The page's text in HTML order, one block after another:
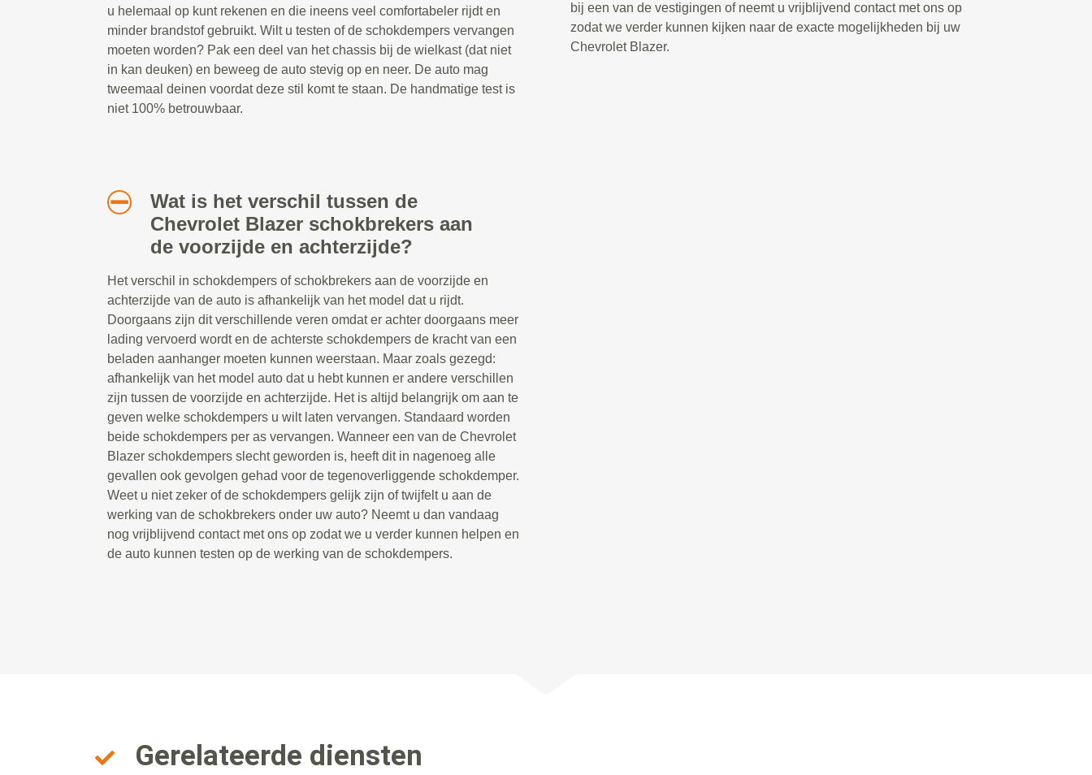
u helemaal op kunt rekenen en die ineens veel comfortabeler rijdt en
minder brandstof gebruikt. Wilt u testen of de schokdempers vervangen
moeten worden? Pak een deel van het chassis bij de wielkast (dat niet
in kan deuken) en beweeg de auto stevig op en neer. De auto mag
tweemaal deinen voordat deze stil komt te staan. De handmatige test is
niet 100% betrouwbaar.
Wat is het verschil tussen de
Chevrolet Blazer schokbrekers aan
de voorzijde en achterzijde?
Het verschil in schokdempers of schokbrekers aan de voorzijde en
achterzijde van de auto is afhankelijk van het model dat u rijdt.
Doorgaans zijn dit verschillende veren omdat er achter doorgaans meer
lading vervoerd wordt en de achterste schokdempers de kracht van een
beladen aanhanger moeten kunnen weerstaan. Maar zoals gezegd:
afhankelijk van het model auto dat u hebt kunnen er andere verschillen
zijn tussen de voorzijde en achterzijde. Het is altijd belangrijk om aan te
geven welke schokdempers u wilt laten vervangen. Standaard worden
beide schokdempers per as vervangen. Wanneer een van de Chevrolet
Blazer schokdempers slecht geworden is, heeft dit in nagenoeg alle
gevallen ook gevolgen gehad voor de tegenoverliggende schokdemper.
Weet u niet zeker of de schokdempers gelijk zijn of twijfelt u aan de
werking van de schokbrekers onder uw auto? Neemt u dan vandaag
nog vrijblijvend contact met ons op zodat we u verder kunnen helpen en
de auto kunnen testen op de werking van de schokdempers.
bij een van de vestigingen of neemt u vrijblijvend contact met ons op
zodat we verder kunnen kijken naar de exacte mogelijkheden bij uw
Chevrolet Blazer.
Gerelateerde diensten